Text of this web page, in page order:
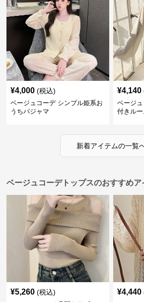
¥4,000 (税込)
ベージュコーデ シンプル姫系お
うちパジャマ
¥4,140
ベージ
付きル
新着アイテムの一覧
ベージュコーデトップスのおすすめア
¥5,260 (税込) ¥4,440